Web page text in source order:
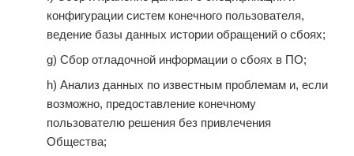
конфигурации систем конечного пользователя,
ведение базы данных истории обращений о сбоях;
g) Сбор отладочной информации о сбоях в ПО;
h) Анализ данных по известным проблемам и, если
возможно, предоставление конечному
пользователю решения без привлечения
Общества;